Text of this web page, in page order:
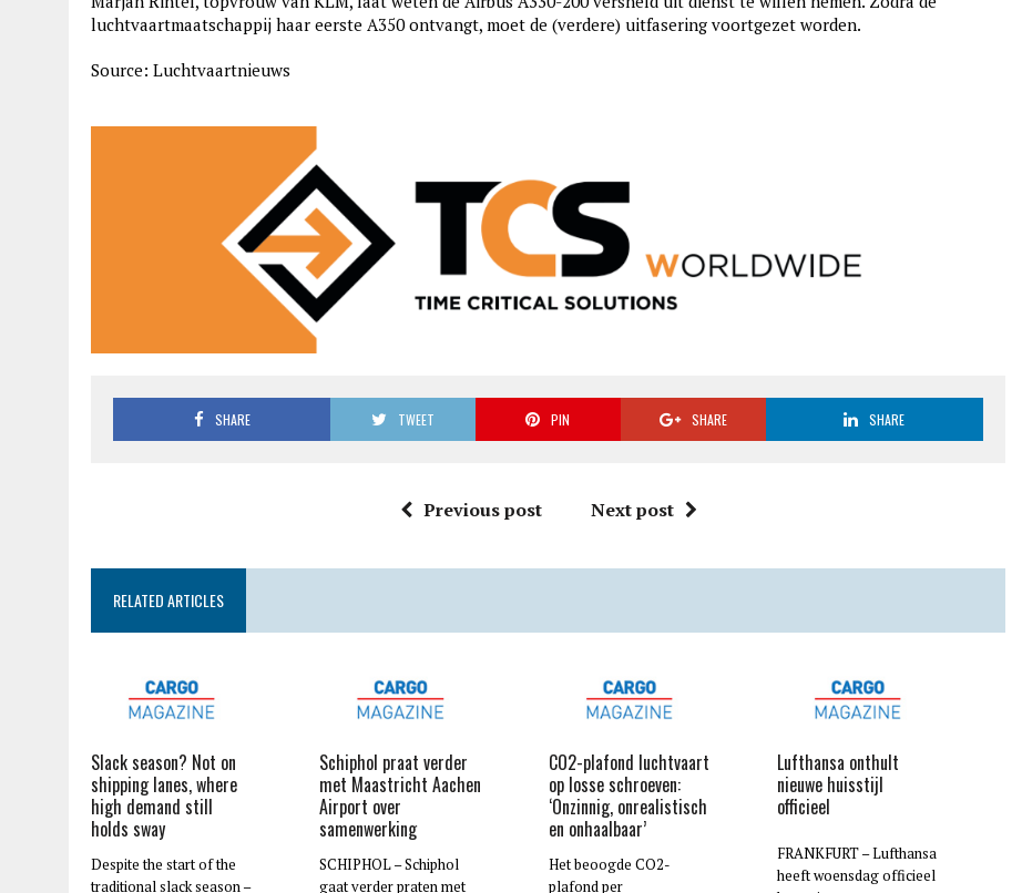
luchtvaartmaatschappij haar eerste A350 ontvangt, moet de (verdere) uitfasering voortgezet worden.
Source: Luchtvaartnieuws
SHARE TWEET PIN SHARE SHARE
Previous post Next post
RELATED ARTICLES
Slack season? Not on
shipping lanes, where
high demand still
holds sway
Despite the start of the
traditional slack season –
Schiphol praat verder
met Maastricht Aachen
Airport over
samenwerking
SCHIPHOL – Schiphol
gaat verder praten met
CO2-plafond luchtvaart
op losse schroeven:
‘Onzinnig, onrealistisch
en onhaalbaar’
Het beoogde CO2-
plafond per
Lufthansa onthult
nieuwe huisstijl
officieel
FRANKFURT – Lufthansa
heeft woensdag officieel